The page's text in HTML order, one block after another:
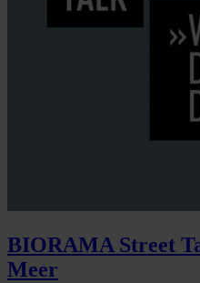
BIORAMA Street
Meer